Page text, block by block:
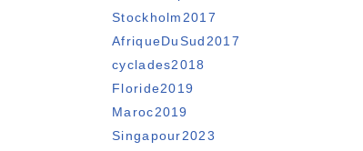
Stockholm2017
AfriqueDuSud2017
cyclades2018
Floride2019
Maroc2019
Singapour2023